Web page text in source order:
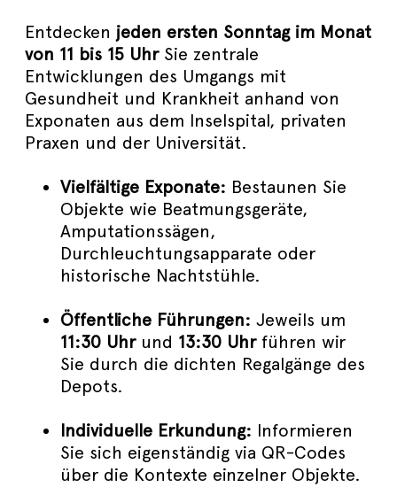
Entdecken jeden ersten Sonntag im Monat
von 11 bis 15 Uhr Sie zentrale
Entwicklungen des Umgangs mit
Gesundheit und Krankheit anhand von
Exponaten aus dem Inselspital, privaten
Praxen und der Universität.
Vielfältige Exponate: Bestaunen Sie
Objekte wie Beatmungsgeräte,
Amputationssägen,
Durchleuchtungsapparate oder
historische Nachtstühle.
Öffentliche Führungen: Jeweils um
11:30 Uhrund 13:30 Uhrführen wir
Sie durch die dichten Regalgänge des
Depots.
Individuelle Erkundung: Informieren
Sie sich eigenständig via QR-Codes
über die Kontexte einzelner Objekte.